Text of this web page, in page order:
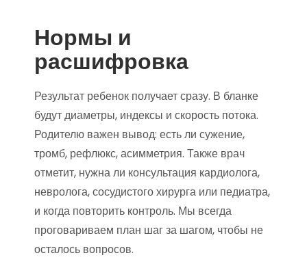
Нормы и
расшифровка
Результат ребенок получает сразу. В бланке
будут диаметры, индексы и скорость потока.
Родителю важен вывод: есть ли сужение,
тромб, рефлюкс, асимметрия. Также врач
отметит, нужна ли консультация кардиолога,
невролога, сосудистого хирурга или педиатра,
и когда повторить контроль. Мы всегда
проговариваем план шаг за шагом, чтобы не
осталось вопросов.